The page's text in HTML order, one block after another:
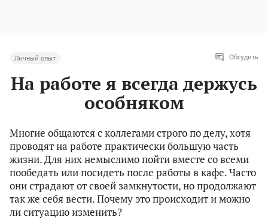
Личный опыт Обсудить
На работе я всегда держусь
особняком
Многие общаются с коллегами строго по делу, хотя
проводят на работе практически большую часть
жизни. Для них немыслимо пойти вместе со всеми
пообедать или посидеть после работы в кафе. Часто
они страдают от своей замкнутости, но продолжают
так же себя вести. Почему это происходит и можно
ли ситуацию изменить?